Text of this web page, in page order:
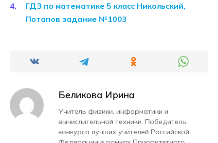
ГДЗ по математике 5 класс Никольский,
Потапов задание №1003
Беликова Ирина
Учитель физики, информатики и
вычислительной техники. Победитель
конкурса лучших учителей Российской